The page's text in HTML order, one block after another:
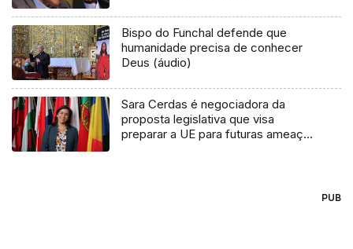
Bispo do Funchal defende que
humanidade precisa de conhecer
Deus (áudio)
Sara Cerdas é negociadora da
proposta legislativa que visa
preparar a UE para futuras ameaças
PUB